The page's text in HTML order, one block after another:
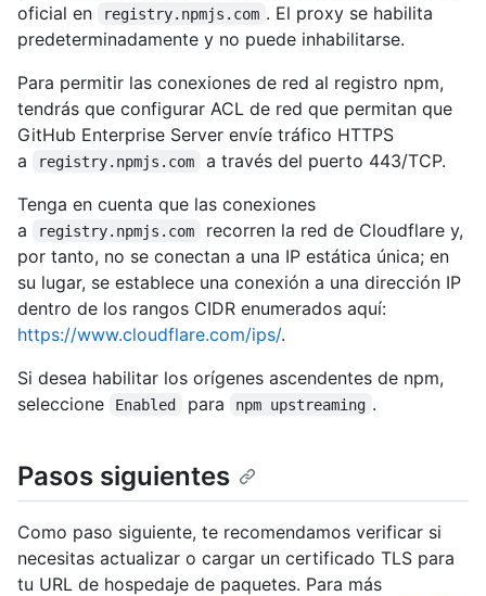
oficial en
registry.npmjs.com . El proxy se habilita
predeterminadamente y no puede inhabilitarse.
Para permitir las conexiones de red al registro npm,
tendrás que configurar ACL de red que permitan que
GitHub Enterprise Server envíe tráfico HTTPS
a
registry.npmjs.com
a través del puerto 443/TCP.
Tenga en cuenta que las conexiones
a
registry.npmjs.com
recorren la red de Cloudflare y,
por tanto, no se conectan a una IP estática única; en
su lugar, se establece una conexión a una dirección IP
dentro de los rangos CIDR enumerados aquí:
https://www.cloudflare.com/ips/.
Si desea habilitar los orígenes ascendentes de npm,
seleccione
Enabled para npm upstreaming .
Pasos siguientes
Como paso siguiente, te recomendamos verificar si
necesitas actualizar o cargar un certificado TLS para
tu URL de hospedaje de paquetes. Para más